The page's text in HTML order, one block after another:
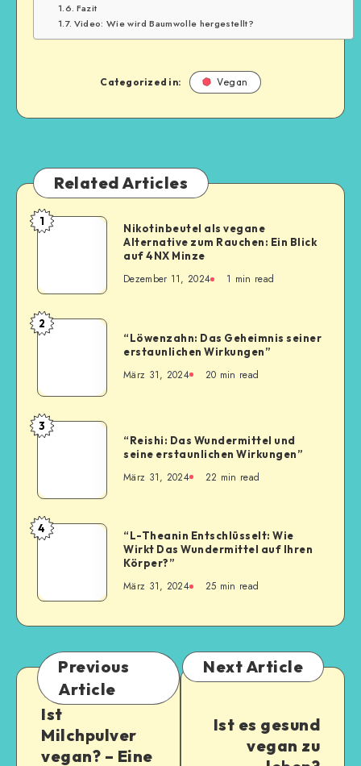
Fazit
Video: Wie wird Baumwolle hergestellt?
Categorized in: Vegan
Related Articles
1
Nikotinbeutel als vegane
Alternative zum Rauchen: Ein Blick
auf 4NX Minze
Dezember 11, 2024 1 min read
2
“Löwenzahn: Das Geheimnis seiner
erstaunlichen Wirkungen”
März 31, 2024 20 min read
3
“Reishi: Das Wundermittel und
seine erstaunlichen Wirkungen”
März 31, 2024 22 min read
4
“L-Theanin Entschlüsselt: Wie
Wirkt Das Wundermittel auf Ihren
Körper?”
März 31, 2024 25 min read
Previous
Article
Ist
Milchpulver
vegan? – Eine
Next Article
Ist es gesund
vegan zu